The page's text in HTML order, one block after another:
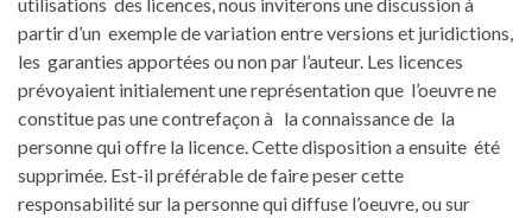
partir d’un exemple de variation entre versions et juridictions,
les garanties apportées ou non par l’auteur. Les licences
prévoyaient initialement une représentation que l’oeuvre ne
constitue pas une contrefaçon à la connaissance de la
personne qui offre la licence. Cette disposition a ensuite été
supprimée. Est-il préférable de faire peser cette
responsabilité sur la personne qui diffuse l’oeuvre, ou sur